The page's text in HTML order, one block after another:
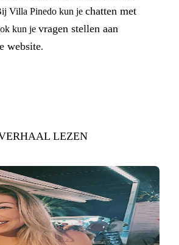
Villa Pinedo kun je chatten met
kun je vragen stellen aan
website.
LEZEN